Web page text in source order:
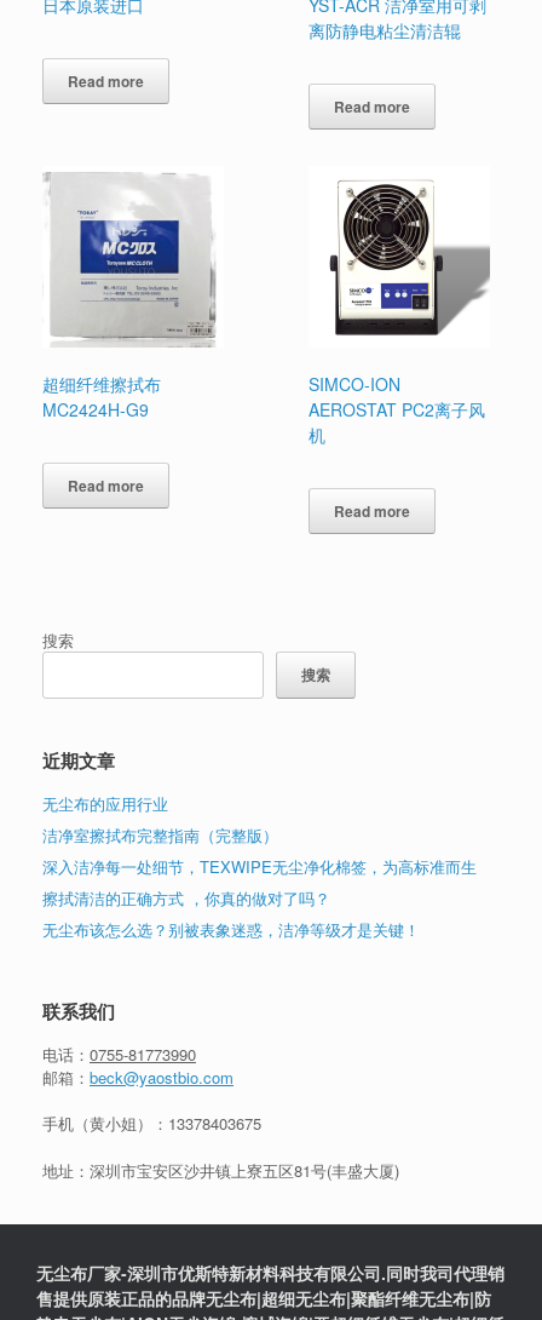
Read more
离防静电粘尘清洁辊
Read more
超细纤维擦拭布
MC2424H-G9
Read more
SIMCO-ION
AEROSTAT PC2离子风
机
Read more
搜索
搜索
近期文章
无尘布的应用行业
洁净室擦拭布完整指南（完整版）
深入洁净每一处细节，TEXWIPE无尘净化棉签，为高标准而生
擦拭清洁的正确方式 ，你真的做对了吗？
无尘布该怎么选？别被表象迷惑，洁净等级才是关键！
联系我们
电话： 0755-81773990
邮箱： beck@yaostbio.com
手机（黄小姐）： 13378403675
地址：深圳市宝安区沙井镇上寮五区81号(丰盛大厦)
无尘布厂家-深圳市优斯特新材料科技有限公司.同时我司代理销
售提供原装正品的品牌无尘布|超细无尘布|聚酯纤维无尘布|防